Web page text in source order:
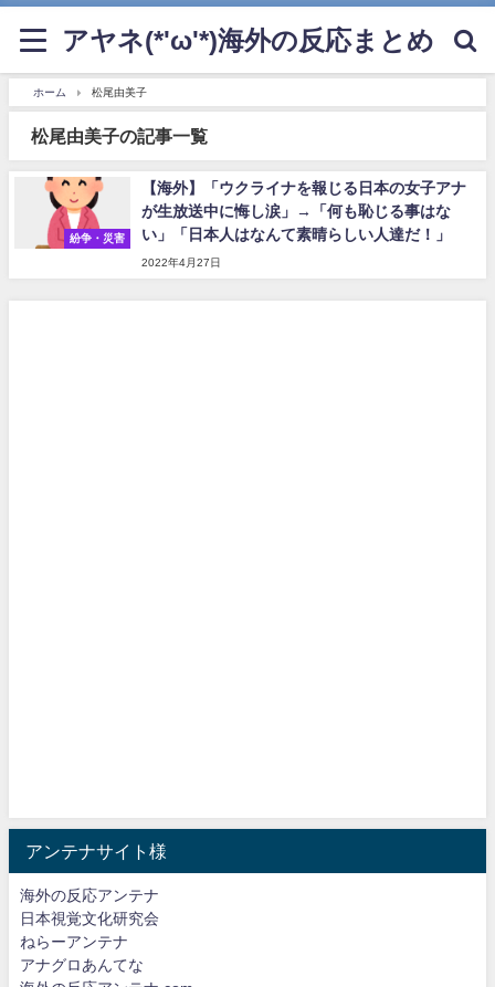
アヤネ(*'ω'*)海外の反応まとめ
ホーム 松尾由美子
松尾由美子の記事一覧
紛争・災害
【海外】「ウクライナを報じる日本の女子アナ
が生放送中に悔し涙」→「何も恥じる事はな
い」「日本人はなんて素晴らしい人達だ！」
2022年4月27日
アンテナサイト様
海外の反応アンテナ
日本視覚文化研究会
ねらーアンテナ
アナグロあんてな